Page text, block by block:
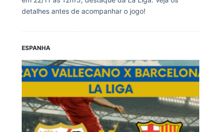
detalhes antes de acompanhar o jogo!
ESPANHA